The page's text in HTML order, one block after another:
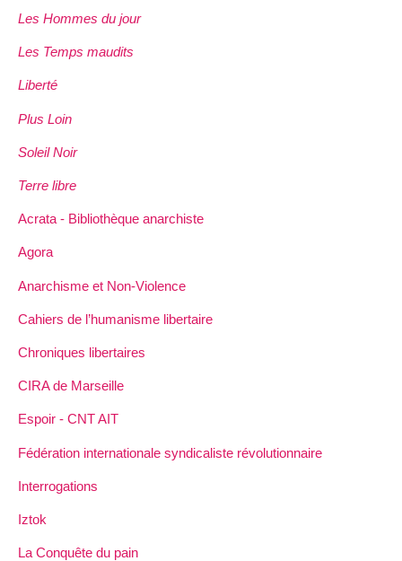
Les Hommes du jour
Les Temps maudits
Liberté
Plus Loin
Soleil Noir
Terre libre
Acrata - Bibliothèque anarchiste
Agora
Anarchisme et Non-Violence
Cahiers de l’humanisme libertaire
Chroniques libertaires
CIRA de Marseille
Espoir - CNT AIT
Fédération internationale syndicaliste révolutionnaire
Interrogations
Iztok
La Conquête du pain